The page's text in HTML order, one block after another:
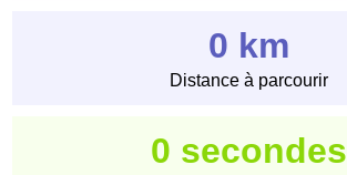
0 km
Distance à parcourir
0 secondes